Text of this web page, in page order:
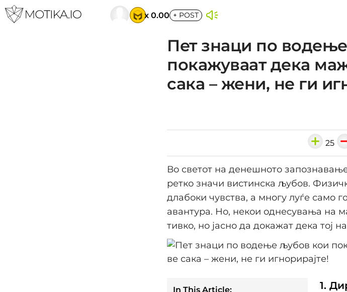
x 0.00 + POST
Пет знаци по
покажуваат дека
сака – жени, не ги
25
Во светот на денешното
ретко значи вистинска љубов.
длабоки чувства, а многу луѓе само
авантура. Но, некои однесувања на
тивко, но јасно да докажат дека тој
In This Article:
1.